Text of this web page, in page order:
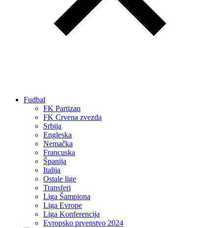
Fudbal
FK Partizan
FK Crvena zvezda
Srbija
Engleska
Nemačka
Francuska
Španija
Italija
Ostale lige
Transferi
Liga Šampiona
Liga Evrope
Liga Konferencija
Evropsko prvenstvo 2024